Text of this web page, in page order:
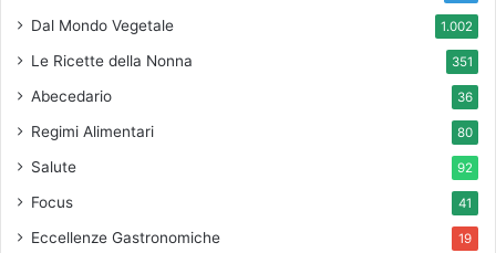
Dal Mondo Vegetale 1.002
Le Ricette della Nonna 351
Abecedario 36
Regimi Alimentari 80
Salute 92
Focus 41
Eccellenze Gastronomiche 19